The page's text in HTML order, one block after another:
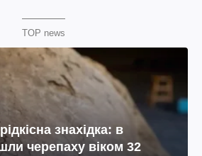
TOP news
знахідка: в
черепаху віком 32